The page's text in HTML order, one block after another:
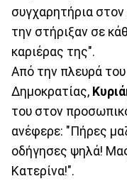
συγχαρητήρια
την στήριξαν σε
καριέρας της".
Από την πλευρά
Δημοκρατίας,
του στον
ανέφερε: "Πήρες
οδήγησες ψηλά!
Κατερίνα!".